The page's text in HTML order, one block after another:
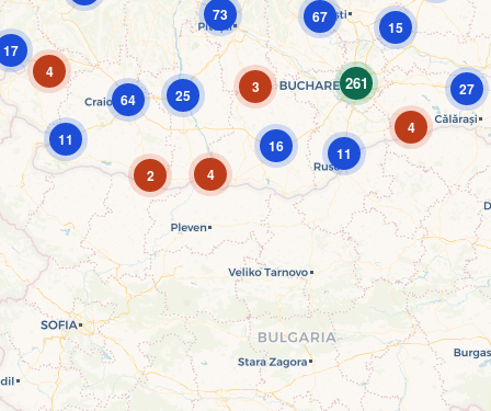
11
4
4
2
27
15
4
3
73
16
17
67
11
25
261
64